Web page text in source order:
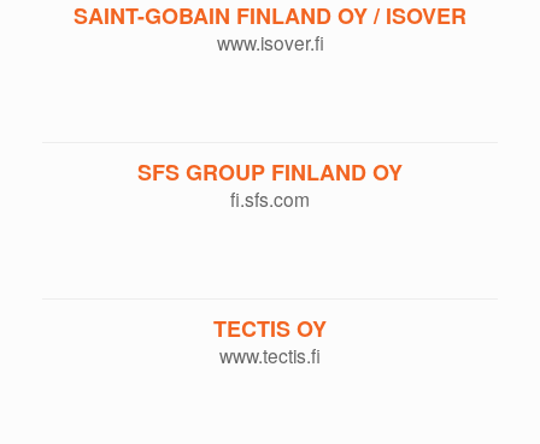
SAINT-GOBAIN FINLAND OY / ISOVER
www.isover.fi
SFS GROUP FINLAND OY
fi.sfs.com
TECTIS OY
www.tectis.fi